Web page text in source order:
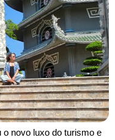
novo luxo do turismo e